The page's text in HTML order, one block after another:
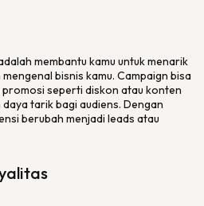
membantu kamu untuk menarik
bisnis kamu. Campaign bisa
seperti diskon atau konten
tarik bagi audiens. Dengan
berubah menjadi leads atau